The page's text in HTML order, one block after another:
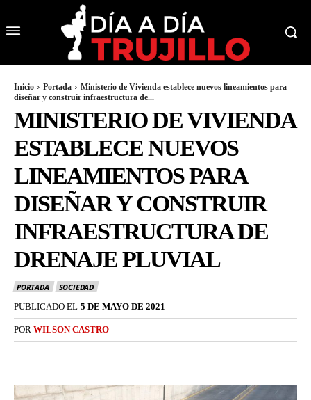
Inicio Portada
Ministerio de Vivienda establece nuevos lineamientos para
diseñar y construir infraestructura de...
MINISTERIO DE VIVIENDA
ESTABLECE NUEVOS
LINEAMIENTOS PARA
DISEÑAR Y CONSTRUIR
INFRAESTRUCTURA DE
DRENAJE PLUVIAL
PORTADA
SOCIEDAD
PUBLICADO EL 5 DE MAYO DE 2021
POR WILSON CASTRO